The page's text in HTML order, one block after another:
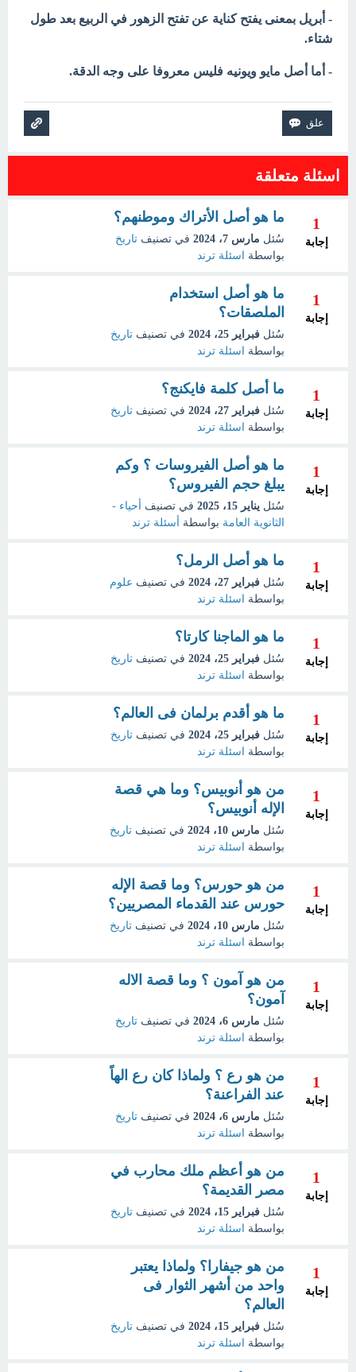
- أبريل بمعنى يفتح كناية عن تفتح الزهور في الربيع بعد طول
شتاء.
- أما أصل مايو ويونيه فليس معروفا على وجه الدقة.
اسئلة متعلقة
1
إجابة
ما هو أصل الأتراك وموطنهم؟
سُئل مارس 7، 2024 في تصنيف تاريخ
بواسطة
اسئلة ترند
1
إجابة
ما هو أصل استخدام
الملصقات؟
سُئل فبراير 25، 2024 في تصنيف تاريخ
بواسطة
اسئلة ترند
1
إجابة
ما أصل كلمة فايكنج؟
سُئل فبراير 27، 2024 في تصنيف تاريخ
بواسطة
اسئلة ترند
1
إجابة
ما هو أصل الفيروسات ؟ وكم
يبلغ حجم الفيروس؟
سُئل يناير 15، 2025 في تصنيف
أحياء -
الثانوية العامة بواسطة أسئلة ترند
1
إجابة
ما هو أصل الرمل؟
سُئل فبراير 27، 2024 في تصنيف علوم
بواسطة
اسئلة ترند
1
إجابة
ما هو الماجنا كارتا؟
سُئل فبراير 25، 2024 في تصنيف تاريخ
بواسطة
اسئلة ترند
1
إجابة
ما هو أقدم برلمان فى العالم؟
سُئل فبراير 25، 2024 في تصنيف تاريخ
بواسطة
اسئلة ترند
1
إجابة
من هو أنوبيس؟ وما هي قصة
الإله أنوبيس؟
سُئل مارس 10، 2024 في تصنيف تاريخ
بواسطة
اسئلة ترند
1
إجابة
من هو حورس؟ وما قصة الإله
حورس عند القدماء المصريين؟
سُئل مارس 10، 2024 في تصنيف تاريخ
بواسطة
اسئلة ترند
1
إجابة
من هو آمون ؟ وما قصة الاله
آمون؟
سُئل مارس 6، 2024 في تصنيف تاريخ
بواسطة
اسئلة ترند
1
إجابة
من هو رع ؟ ولماذا كان رع الهاً
عند الفراعنة؟
سُئل مارس 6، 2024 في تصنيف تاريخ
بواسطة
اسئلة ترند
1
إجابة
من هو أعظم ملك محارب في
مصر القديمة؟
سُئل فبراير 15، 2024 في تصنيف تاريخ
بواسطة
اسئلة ترند
1
إجابة
من هو جيفارا؟ ولماذا يعتبر
واحد من أشهر الثوار فى
العالم؟
سُئل فبراير 15، 2024 في تصنيف تاريخ
بواسطة
اسئلة ترند